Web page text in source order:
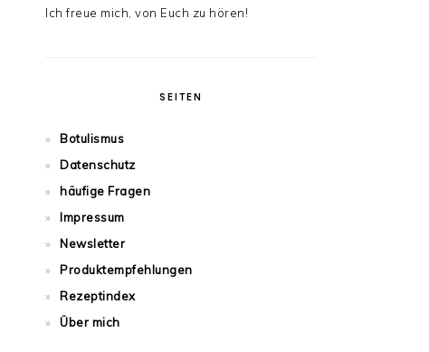
Ich freue mich, von Euch zu hören!
SEITEN
Botulismus
Datenschutz
häufige Fragen
Impressum
Newsletter
Produktempfehlungen
Rezeptindex
Über mich